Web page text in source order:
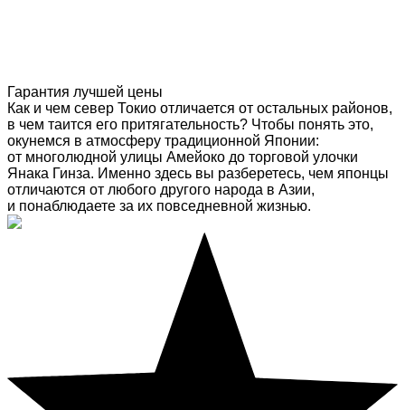
Гарантия лучшей цены
Как и чем север Токио отличается от остальных районов,
в чем таится его притягательность? Чтобы понять это,
окунемся в атмосферу традиционной Японии:
от многолюдной улицы Амейоко до торговой улочки
Янака Гинза. Именно здесь вы разберетесь, чем японцы
отличаются от любого другого народа в Азии,
и понаблюдаете за их повседневной жизнью.